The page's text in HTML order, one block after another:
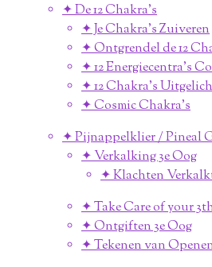
✦ De 12 Chakra's
✦ Je Chakra's Zuiveren
✦ Ontgrendel de 12
✦ 12 Energiecentra's
✦ 12 Chakra's
✦ Cosmic Chakra's
✦ Pijnappelklier / Pineal
✦ Verkalking 3e Oog
✦ Klachten
✦ Take Care of your
✦ Ontgiften 3e Oog
✦ Tekenen van